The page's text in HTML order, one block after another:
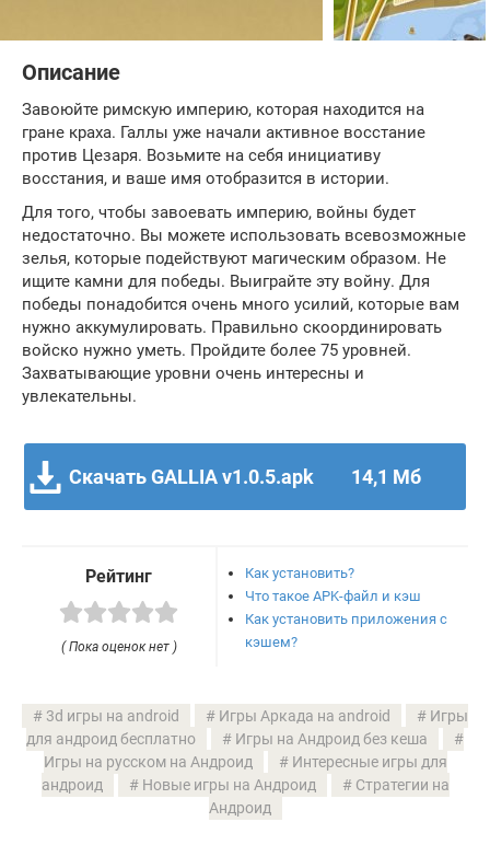
Описание
Завоюйте римскую империю, которая находится на
гране краха. Галлы уже начали активное восстание
против Цезаря. Возьмите на себя инициативу
восстания, и ваше имя отобразится в истории.
Для того, чтобы завоевать империю, войны будет
недостаточно. Вы можете использовать всевозможные
зелья, которые подействуют магическим образом. Не
ищите камни для победы. Выиграйте эту войну. Для
победы понадобится очень много усилий, которые вам
нужно аккумулировать. Правильно скоординировать
войско нужно уметь. Пройдите более 75 уровней.
Захватывающие уровни очень интересны и
увлекательны.
Скачать GALLIA v1.0.5.apk 14,1 Мб
Рейтинг
( Пока оценок нет )
Как установить?
Что такое APK-файл и кэш
Как установить приложения с
кэшем?
3d игры на android Игры Аркада на android
Игры
для андроид бесплатно
Игры на Андроид без кеша
Игры на русском на Андроид
Интересные игры для
андроид
Новые игры на Андроид
Стратегии на
Андроид